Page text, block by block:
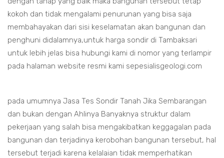
kokoh dan tidak mengalami penurunan yang bisa saja
membahayakan dari sisi keselamatan akan bangunan dan
penghuni didalamnya,untuk harga sondir di Tambaksari
untuk lebih jelas bisa hubungi kami di nomor yang terlampir
pada halaman website resmi kami sepesialisgeologi.com
pada umumnya Jasa Tes Sondir Tanah Jika Sembarangan
dan bukan dengan Ahlinya Banyaknya struktur dalam
pekerjaan yang salah bisa mengakibatkan keggagalan pada
bangunan dan terjadinya kerobohan bangunan tersebut, hal
tersebut terjadi karena kelalaian tidak memperhatikan